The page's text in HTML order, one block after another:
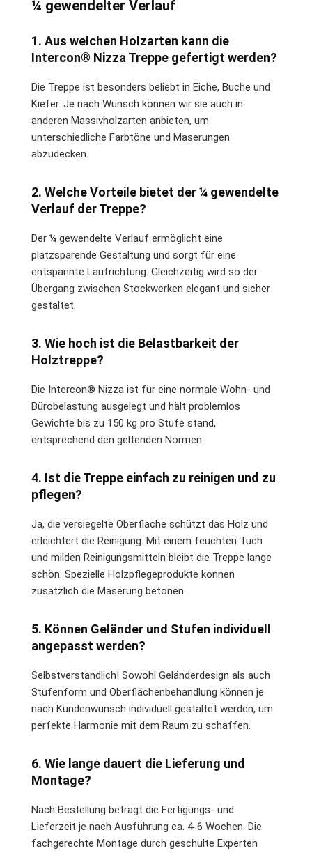
¼ gewendelter Verlauf
1. Aus welchen Holzarten kann die
Intercon® Nizza Treppe gefertigt werden?
Die Treppe ist besonders beliebt in Eiche, Buche und
Kiefer. Je nach Wunsch können wir sie auch in
anderen Massivholzarten anbieten, um
unterschiedliche Farbtöne und Maserungen
abzudecken.
2. Welche Vorteile bietet der ¼ gewendelte
Verlauf der Treppe?
Der ¼ gewendelte Verlauf ermöglicht eine
platzsparende Gestaltung und sorgt für eine
entspannte Laufrichtung. Gleichzeitig wird so der
Übergang zwischen Stockwerken elegant und sicher
gestaltet.
3. Wie hoch ist die Belastbarkeit der
Holztreppe?
Die Intercon® Nizza ist für eine normale Wohn- und
Bürobelastung ausgelegt und hält problemlos
Gewichte bis zu 150 kg pro Stufe stand,
entsprechend den geltenden Normen.
4. Ist die Treppe einfach zu reinigen und zu
pflegen?
Ja, die versiegelte Oberfläche schützt das Holz und
erleichtert die Reinigung. Mit einem feuchten Tuch
und milden Reinigungsmitteln bleibt die Treppe lange
schön. Spezielle Holzpflegeprodukte können
zusätzlich die Maserung betonen.
5. Können Geländer und Stufen individuell
angepasst werden?
Selbstverständlich! Sowohl Geländerdesign als auch
Stufenform und Oberflächenbehandlung können je
nach Kundenwunsch individuell gestaltet werden, um
perfekte Harmonie mit dem Raum zu schaffen.
6. Wie lange dauert die Lieferung und
Montage?
Nach Bestellung beträgt die Fertigungs- und
Lieferzeit je nach Ausführung ca. 4-6 Wochen. Die
fachgerechte Montage durch geschulte Experten